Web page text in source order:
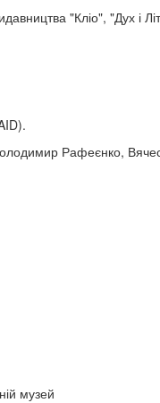
"Кліо", "Дух і
Рафеєнко,
музей